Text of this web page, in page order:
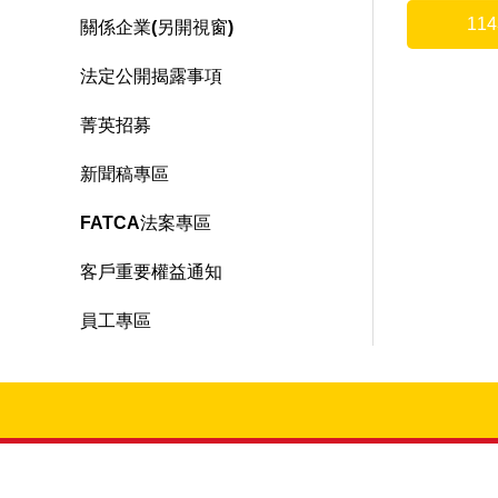
關係企業(另開視窗)
法定公開揭露事項
菁英招募
新聞稿專區
FATCA法案專區
客戶重要權益通知
員工專區